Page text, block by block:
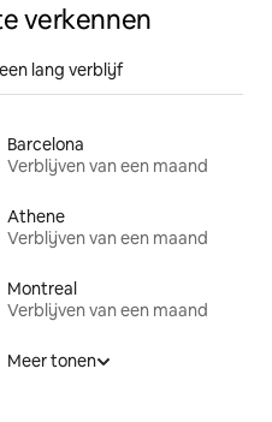
verkennen
lang verblijf
Barcelona
Verblijven van een maand
Athene
Verblijven van een maand
Montreal
Verblijven van een maand
Meer tonen